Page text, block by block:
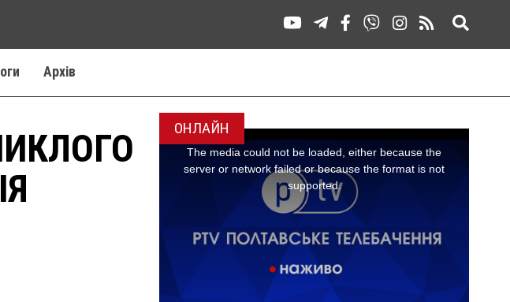
Aрхів
ОНЛАЙН